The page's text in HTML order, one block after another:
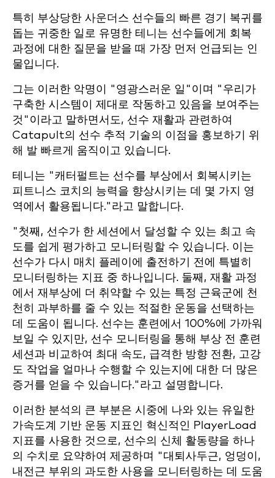
특히 부상당한 사운더스 선수들의 빠른 경기 복귀를
돕는 귀중한 일로 유명한 테니는 선수들에게 회복
과정에 대한 질문을 받을 때 가장 먼저 언급되는 인
물입니다.
그는 이러한 악명이 "영광스러운 일"이며 "우리가
구축한 시스템이 제대로 작동하고 있음을 보여주는
것"이라고 말하면서도, 선수 재활과 관련하여
Catapult의 선수 추적 기술의 이점을 홍보하기 위
해 발 빠르게 움직이고 있습니다.
테니는 "캐터펄트는 선수를 부상에서 회복시키는
피트니스 코치의 능력을 향상시키는 데 몇 가지 영
역에서 활용됩니다."라고 말합니다.
"첫째, 선수가 한 세션에서 달성할 수 있는 최고 속
도를 쉽게 평가하고 모니터링할 수 있습니다. 이는
선수가 다시 매치 플레이에 출전하기 전에 특별히
모니터링하는 지표 중 하나입니다. 둘째, 재활 과정
에서 재부상에 더 취약할 수 있는 특정 근육군에 천
천히 과부하를 줄 수 있는 적절한 운동을 선택하는
데 도움이 됩니다. 선수는 훈련에서 100%에 가까워
보일 수 있지만, 선수 모니터링을 통해 부상 전 훈련
세션과 비교하여 최대 속도, 급격한 방향 전환, 고강
도 작업을 얼마나 수행할 수 있는지에 대한 더 많은
증거를 얻을 수 있습니다."라고 설명합니다.
이러한 분석의 큰 부분은 시중에 나와 있는 유일한
가속도계 기반 운동 지표인 혁신적인 PlayerLoad
지표를 사용한 것으로, 선수의 신체 활동량을 하나
의 수치로 요약하여 제공하며 "대퇴사두근, 엉덩이,
내전근 부위의 과도한 사용을 모니터링하는 데 도움